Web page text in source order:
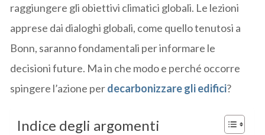
raggiungere gli obiettivi climatici globali. Le lezioni
apprese dai dialoghi globali, come quello tenutosi a
Bonn, saranno fondamentali per informare le
decisioni future. Ma in che modo e perché occorre
spingere l’azione perdecarbonizzare gli edifici?
Indice degli argomenti